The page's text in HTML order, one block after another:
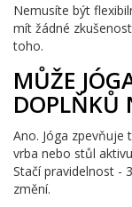
Nemusíte být
mít žádné
toho.
MŮŽE
DOPLŇKŮ
Ano. Jóga zpevňuje
vrba nebo stůl
Stačí pravidelnost -
změní.